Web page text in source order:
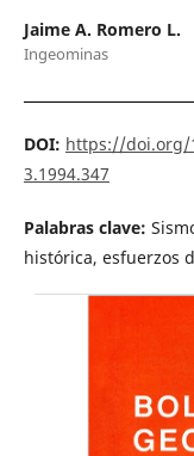
Jaime A. Romero L.
Ingeominas
DOI: https://doi.org/
3.1994.347
Palabras clave:
histórica, esfuerzos